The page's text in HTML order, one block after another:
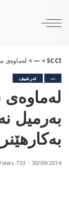
SCCI
>
—
> لەماوەی ساڵێکدا ٣٠ ملیار بەرمیل
— ئەرشیف
بەرمیل
30/09/2014
733 Views